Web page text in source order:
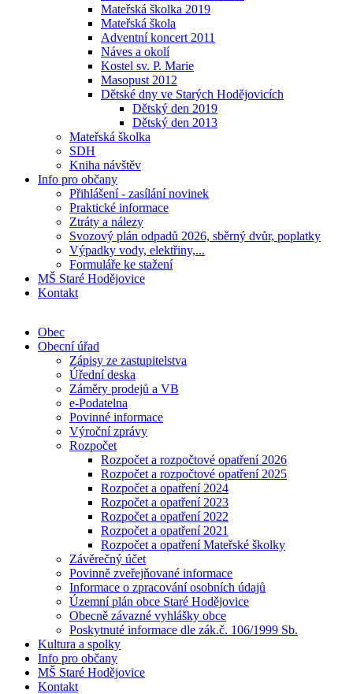
Mateřská školka 2019
Mateřská škola
Adventní koncert 2011
Náves a okolí
Kostel sv. P. Marie
Masopust 2012
Dětské dny ve Starých Hodějovicích
Dětský den 2019
Dětský den 2013
Mateřská školka
SDH
Kniha návštěv
Info pro občany
Přihlášení - zasílání novinek
Praktické informace
Ztráty a nálezy
Svozový plán odpadů 2026, sběrný dvůr, poplatky
Výpadky vody, elektřiny,...
Formuláře ke stažení
MŠ Staré Hodějovice
Kontakt
Obec
Obecní úřad
Zápisy ze zastupitelstva
Úřední deska
Záměry prodejů a VB
e-Podatelna
Povinné informace
Výroční zprávy
Rozpočet
Rozpočet a rozpočtové opatření 2026
Rozpočet a rozpočtové opatření 2025
Rozpočet a opatření 2024
Rozpočet a opatření 2023
Rozpočet a opatření 2022
Rozpočet a opatření 2021
Rozpočet a opatření Mateřské školky
Závěrečný účet
Povinně zveřejňované informace
Informace o zpracování osobních údajů
Územní plán obce Staré Hodějovice
Obecně závazné vyhlášky obce
Poskytnuté informace dle zák.č. 106/1999 Sb.
Kultura a spolky
Info pro občany
MŠ Staré Hodějovice
Kontakt